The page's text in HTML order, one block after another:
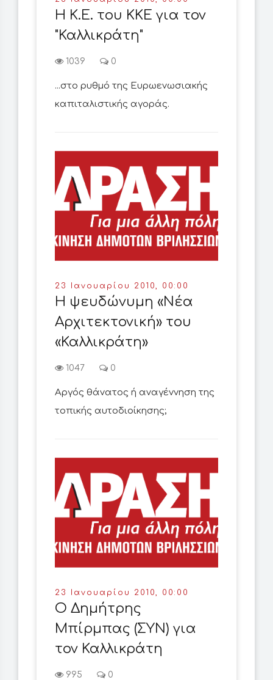
Η Κ.Ε. του ΚΚΕ για τον
"Καλλικράτη"
1039 0
...στο ρυθμό της Ευρωενωσιακής
καπιταλιστικής αγοράς.
23 Ιανουαρίου 2010, 00:00
Η ψευδώνυμη «Νέα
Αρχιτεκτονική» του
«Καλλικράτη»
1047 0
Αργός θάνατος ή αναγέννηση της
τοπικής αυτοδιοίκησης;
23 Ιανουαρίου 2010, 00:00
Ο Δημήτρης
Μπίρμπας (ΣΥΝ) για
τον Καλλικράτη
995 0